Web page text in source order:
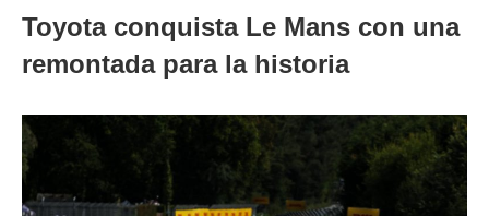
Toyota conquista Le Mans con una
remontada para la historia